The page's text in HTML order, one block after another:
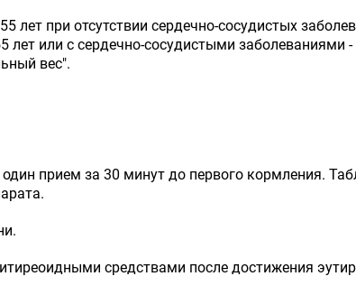
при отсутствии сердечно-сосудистых
или с сердечно-сосудистыми заболеваниями
вес".
прием за 30 минут до первого кормления.
средствами после достижения